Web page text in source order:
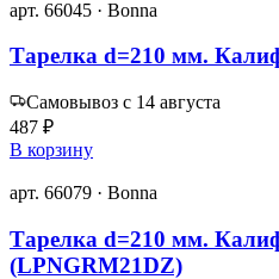
арт. 66045 · Bonna
Тарелка d=210 мм.
Самовывоз с 14 августа
487 ₽
В корзину
арт. 66079 · Bonna
Тарелка d=210 мм.
(LPNGRM21DZ)